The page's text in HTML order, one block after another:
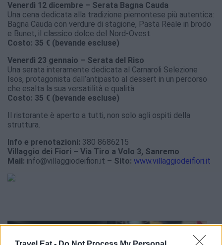
Venerdì 12 dicembre – Serata Bagna Cauda
Una cena dedicata alla tradizione piemontese più autentica:
Bagna Cauda con verdure di stagione, Pasta Reale in brodo
e Bunet, il classico dolce del Nord-Ovest.
Costo: 35 € (bevande escluse)
Venerdì 23 gennaio – Serata del Riso
Una serata interamente dedicata al Carnaroli Selezione
Isos, protagonista dall’antipasto al dessert in un percorso
che esalta la sua versatilità e qualità.
Costo: 35 € (bevande escluse)
Il ristorante è aperto a tutti, non solo agli ospiti della
struttura.
Info e prenotazioni: 380 8686215
Villaggio dei Fiori – Via Tiro a Volo 3, Sanremo
Mail: info@villaggiodeifiori.it – Sito: www.villaggiodeifiori.it